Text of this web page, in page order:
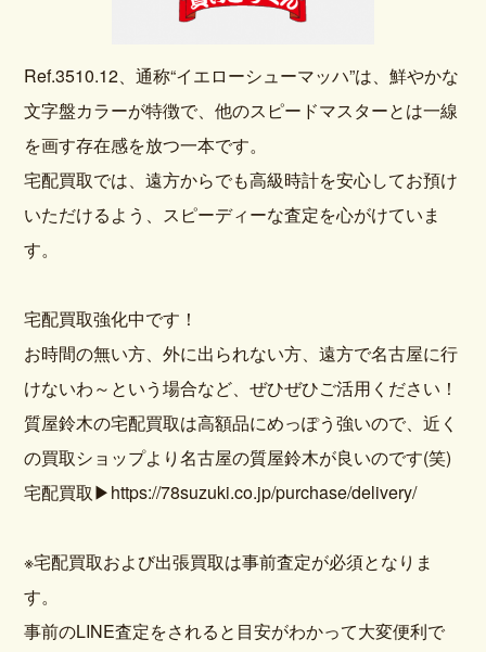
Ref.3510.12、通称“イエローシューマッハ”は、鮮やかな
文字盤カラーが特徴で、他のスピードマスターとは一線
を画す存在感を放つ一本です。
宅配買取では、遠方からでも高級時計を安心してお預け
いただけるよう、スピーディーな査定を心がけていま
す。
宅配買取強化中です！
お時間の無い方、外に出られない方、遠方で名古屋に行
けないわ～という場合など、ぜひぜひご活用ください！
質屋鈴木の宅配買取は高額品にめっぽう強いので、近く
の買取ショップより名古屋の質屋鈴木が良いのです(笑)
宅配買取▶https://78suzuki.co.jp/purchase/delivery/
※宅配買取および出張買取は事前査定が必須となりま
す。
事前のLINE査定をされると目安がわかって大変便利で